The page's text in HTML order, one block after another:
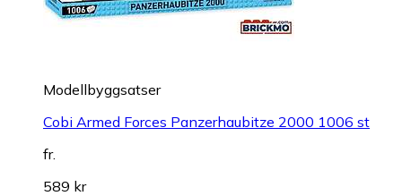
Modellbyggsatser
Cobi Armed Forces Panzerhaubitze 2000 1006 st
fr.
589 kr